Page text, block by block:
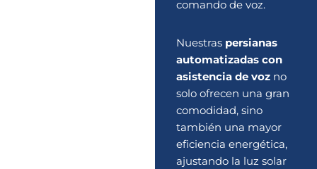
comando de voz.
Nuestras persianas
automatizadas con
asistencia de vozno
solo ofrecen una gran
comodidad, sino
también una mayor
eficiencia energética,
ajustando la luz solar